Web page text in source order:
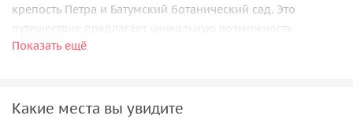
крепость Петра и Батумский ботанический сад. Это
путешествие предлагает уникальную возможность
исследовать древние руины, насладиться живописными
1. Петра – Город-крепость на скалистом холме
Показать ещё
Какие места вы увидите